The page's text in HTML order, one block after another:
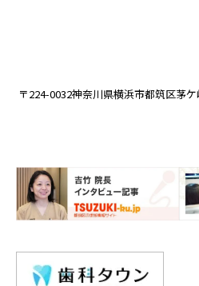
〒224-0032神奈川県横浜市都筑区茅